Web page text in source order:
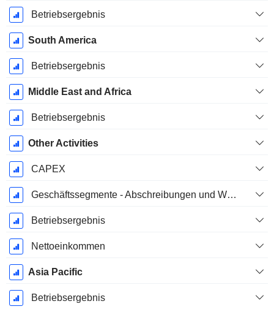
Betriebsergebnis
South America
Betriebsergebnis
Middle East and Africa
Betriebsergebnis
Other Activities
CAPEX
Geschäftssegmente - Abschreibungen und Wertminderungen
Betriebsergebnis
Nettoeinkommen
Asia Pacific
Betriebsergebnis